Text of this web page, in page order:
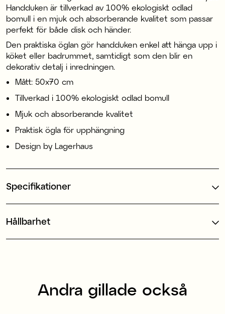
Handduken är tillverkad av 100% ekologiskt odlad
bomull i en mjuk och absorberande kvalitet som passar
perfekt för både disk och händer.
Den praktiska öglan gör handduken enkel att hänga upp i
köket eller badrummet, samtidigt som den blir en
dekorativ detalj i inredningen.
Mått: 50x70 cm
Tillverkad i 100% ekologiskt odlad bomull
Mjuk och absorberande kvalitet
Praktisk ögla för upphängning
Design by Lagerhaus
Specifikationer
Hållbarhet
Andra gillade också